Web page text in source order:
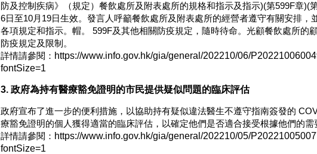
防及控制疾病》（規定）餐飲處所及附表處所的規格和指示及指示)(第599F章)(
6日至10月19日生效。發言人呼籲餐飲處所及附表處所的經營者遵守有關安排，
各項規定和指示。帽。 599F及其他相關防疫規定，隨時待命。光顧餐飲處所的
防疫規定及限制。
詳情請參閱： https://www.info.gov.hk/gia/general/202210/06/
fontSize=1
3. 政府為持有醫療豁免證明的市民提供疑似問題的臨床評估
政府宣布了進一步的便利措施，以協助持有疑似違法醫生不遵守指南簽發的
療豁免證明的個人獲得適當的臨床評估，以確定他們是否適合接受根據他們的需
詳情請參閱： https://www.info.gov.hk/gia/general/202210/05/
fontSize=1